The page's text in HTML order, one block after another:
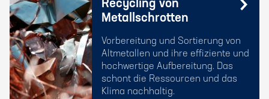
Recycling von
Metallschrotten
Vorbereitung und Sortierung von
Altmetallen und ihre effiziente und
hochwertige Aufbereitung. Das
schont die Ressourcen und das
Klima nachhaltig.